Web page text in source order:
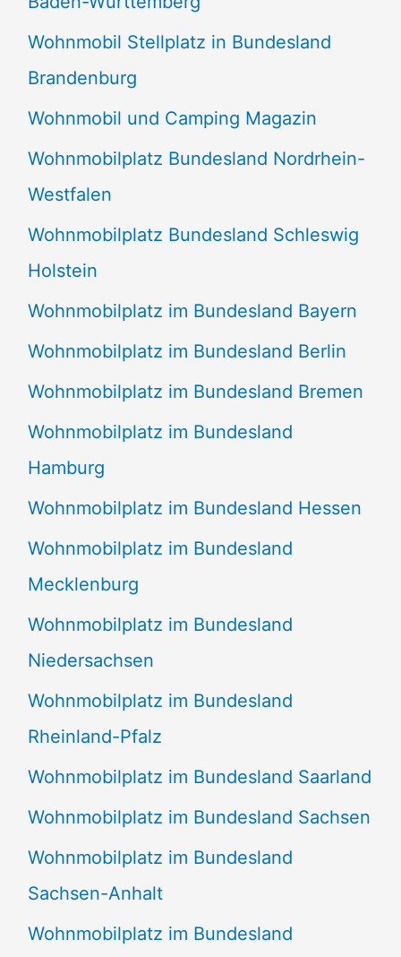
Wohnmobil Stellplatz in Bundesland
Brandenburg
Wohnmobil und Camping Magazin
Wohnmobilplatz Bundesland Nordrhein-
Westfalen
Wohnmobilplatz Bundesland Schleswig
Holstein
Wohnmobilplatz im Bundesland Bayern
Wohnmobilplatz im Bundesland Berlin
Wohnmobilplatz im Bundesland Bremen
Wohnmobilplatz im Bundesland
Hamburg
Wohnmobilplatz im Bundesland Hessen
Wohnmobilplatz im Bundesland
Mecklenburg
Wohnmobilplatz im Bundesland
Niedersachsen
Wohnmobilplatz im Bundesland
Rheinland-Pfalz
Wohnmobilplatz im Bundesland Saarland
Wohnmobilplatz im Bundesland Sachsen
Wohnmobilplatz im Bundesland
Sachsen-Anhalt
Wohnmobilplatz im Bundesland